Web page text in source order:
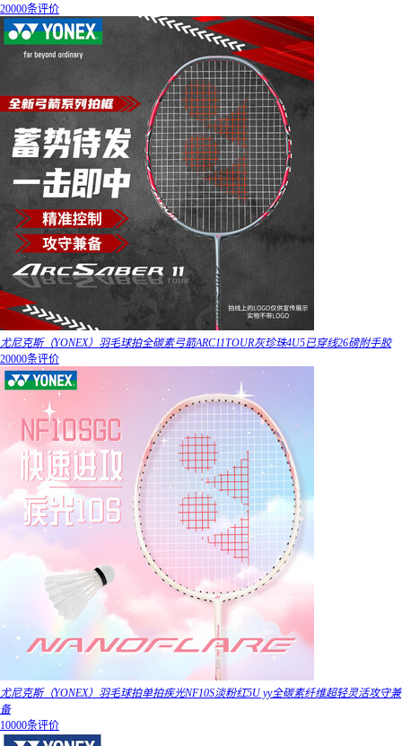
20000条评价
尤尼克斯（YONEX）羽毛球拍全碳素弓箭ARC11TOUR灰珍珠4U5已穿线26磅附手胶
20000条评价
尤尼克斯（YONEX）羽毛球拍单拍疾光NF10S淡粉红5U yy全碳素纤维超轻灵活攻守兼
备
10000条评价